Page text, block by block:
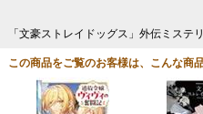
「文豪ストレイドッグス」外伝ミステ
この商品をご覧のお客様は、こんな商